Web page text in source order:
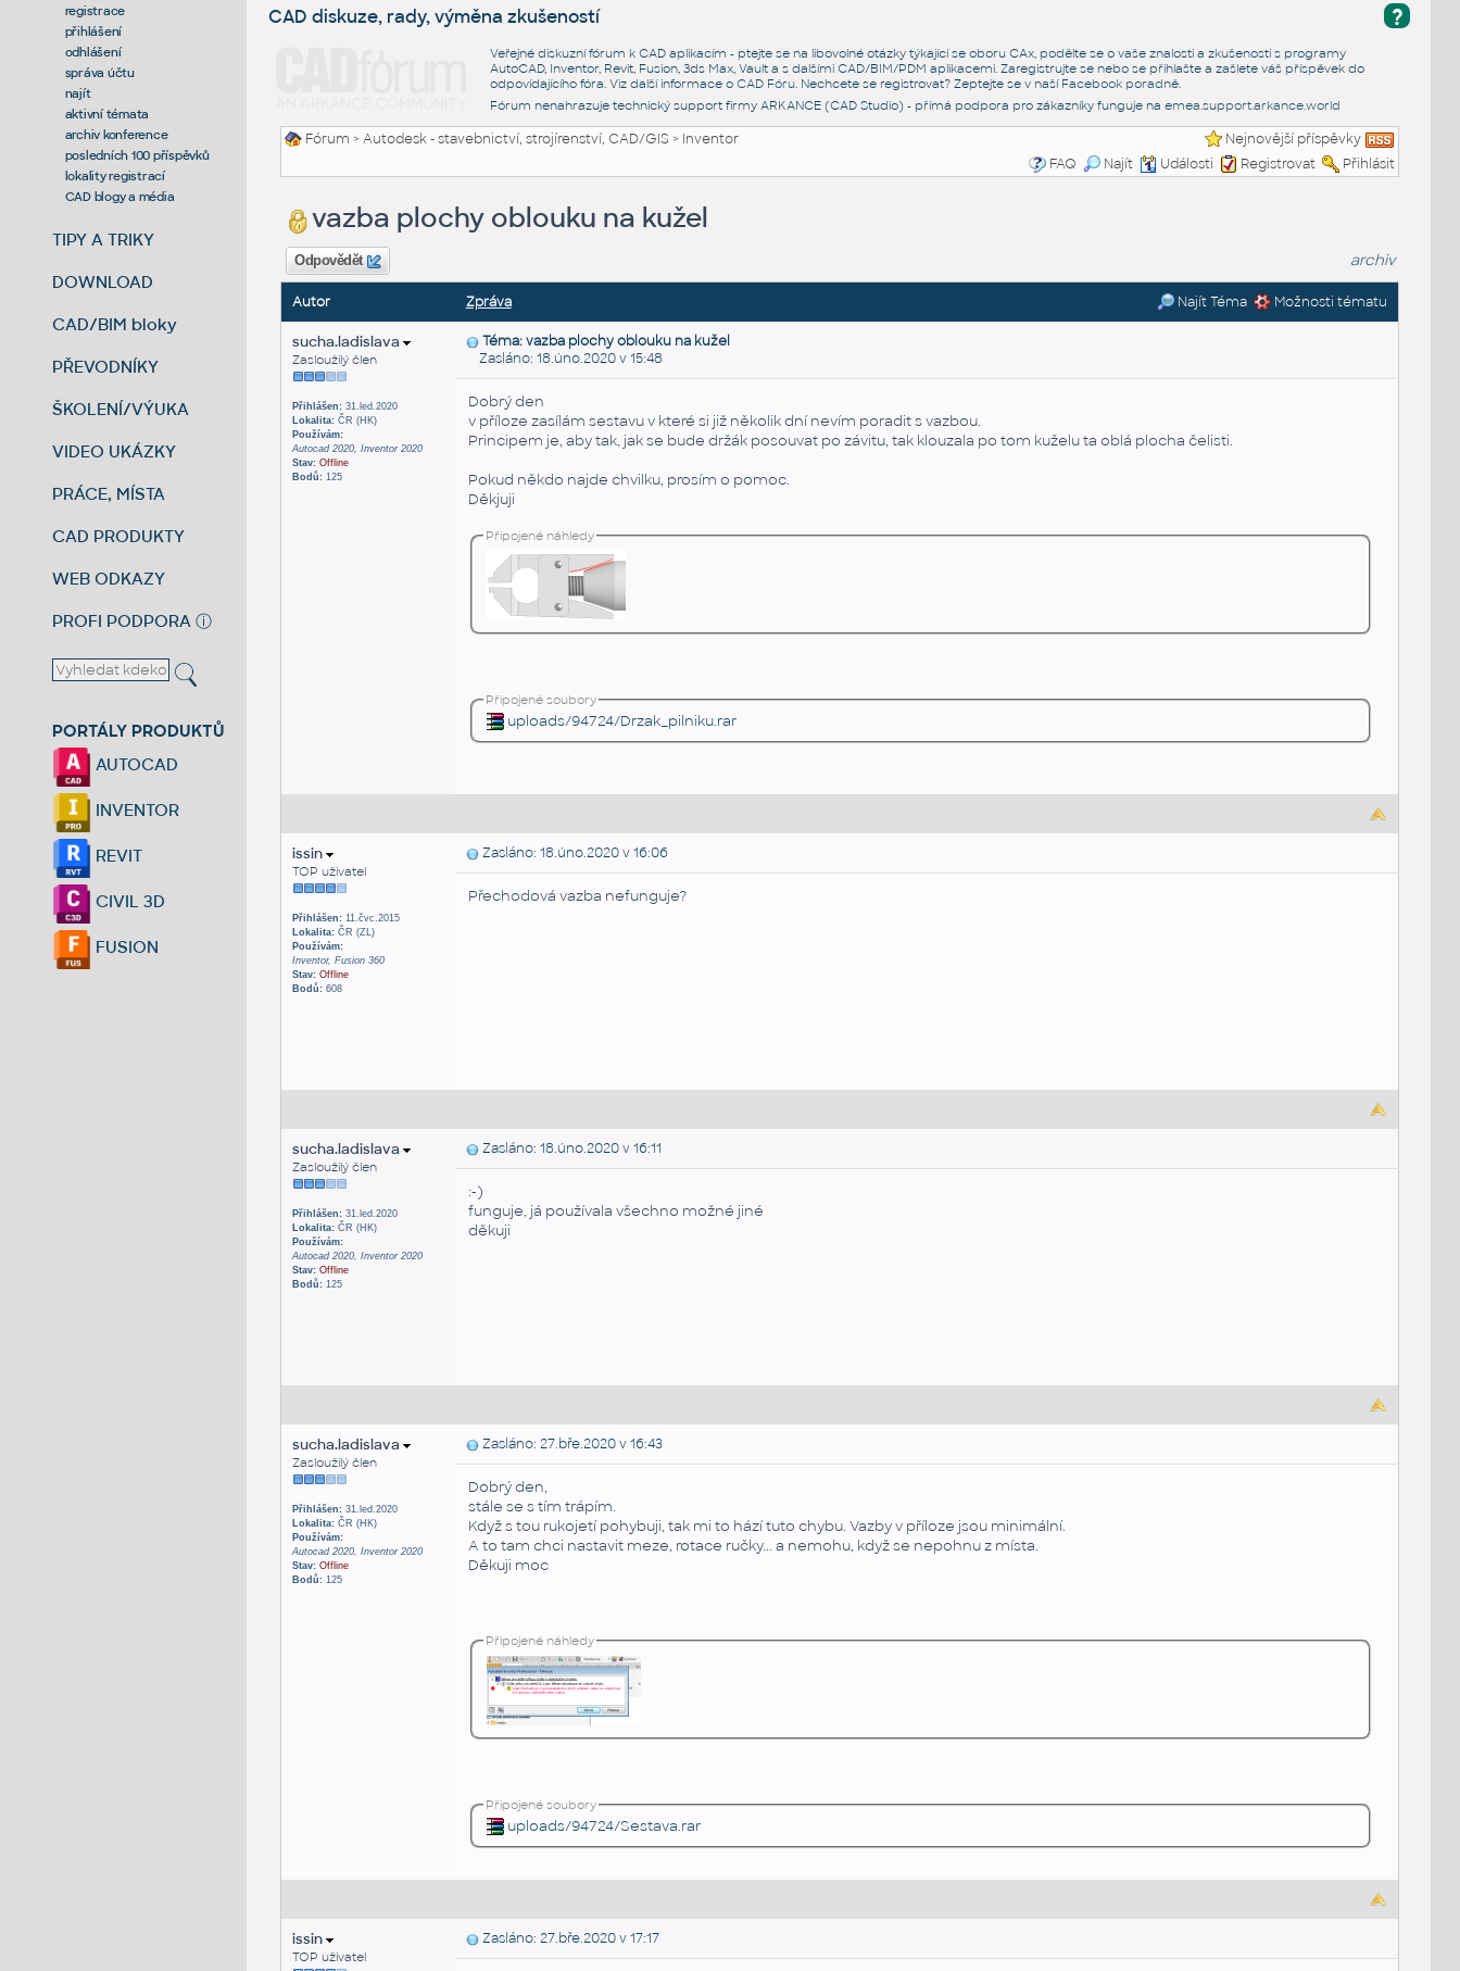
registrace
přihlášení
odhlášení
správa účtu
najít
aktivní témata
archiv konference
posledních 100 příspěvků
lokality registrací
CAD blogy a média
TIPY A TRIKY
DOWNLOAD
CAD/BIM bloky
PŘEVODNÍKY
ŠKOLENÍ/VÝUKA
VIDEO UKÁZKY
PRÁCE, MÍSTA
CAD PRODUKTY
WEB ODKAZY
PROFI PODPORA ⓘ
PORTÁLY PRODUKTŮ
AUTOCAD
INVENTOR
REVIT
CIVIL 3D
FUSION
?
CAD diskuze, rady, výměna zkušeností
Veřejné diskuzní fórum k CAD aplikacím - ptejte se na libovolné otázky týkající se oboru CAx, podělte se o vaše znalosti a zkušenosti s programy
AutoCAD, Inventor, Revit, Fusion, 3ds Max, Vault a s dalšími CAD/BIM/PDM aplikacemi. Zaregistrujte se nebo se přihlašte a zašlete váš příspěvek do
odpovídajícího fóra. Viz další informace o CAD Fóru. Nechcete se registrovat? Zeptejte se v naší Facebook poradně.
Fórum nenahrazuje technický support firmy ARKANCE (CAD Studio) - přímá podpora pro zákazníky funguje na emea.support.arkance.world
Fórum >Autodesk - stavebnictví, strojírenství, CAD/GIS> Inventor
Nejnovější příspěvky
FAQ
Najít Události Registrovat Přihlásit
vazba plochy oblouku na kužel
Odpovědět archiv
Autor Zpráva Najít Téma Možnosti tématu
sucha.ladislava
Zasloužilý člen
Přihlášen:31.led.2020
Lokalita:ČR (HK)
Používám:
Autocad 2020, Inventor 2020
Stav: Offline
Bodů:125
Téma: vazba plochy oblouku na kužel
Zasláno: 18.úno.2020 v 15:48
Dobrý den
v příloze zasílám sestavu v které si již několik dní nevím poradit s vazbou.
Principem je, aby tak, jak se bude držák posouvat po závitu, tak klouzala po tom kuželu ta oblá plocha čelisti.
Pokud někdo najde chvilku, prosím o pomoc.
Děkjuji
Připojené náhledy
Připojené soubory
uploads/94724/Drzak_pilniku.rar
issin
TOP uživatel
Přihlášen:11.čvc.2015
Lokalita:ČR (ZL)
Používám:
Inventor, Fusion 360
Stav: Offline
Bodů:608
Zasláno: 18.úno.2020 v 16:06
Přechodová vazba nefunguje?
sucha.ladislava
Zasloužilý člen
Přihlášen:31.led.2020
Lokalita:ČR (HK)
Používám:
Autocad 2020, Inventor 2020
Stav: Offline
Bodů:125
Zasláno: 18.úno.2020 v 16:11
:-)
funguje, já používala všechno možné jiné
děkuji
sucha.ladislava
Zasloužilý člen
Přihlášen:31.led.2020
Lokalita:ČR (HK)
Používám:
Autocad 2020, Inventor 2020
Stav: Offline
Bodů:125
Zasláno: 27.bře.2020 v 16:43
Dobrý den,
stále se s tím trápím.
Když s tou rukojetí pohybuji, tak mi to hází tuto chybu. Vazby v příloze jsou minimální.
A to tam chci nastavit meze, rotace ručky... a nemohu, když se nepohnu z místa.
Děkuji moc
Připojené náhledy
Připojené soubory
uploads/94724/Sestava.rar
issin
TOP uživatel
Zasláno: 27.bře.2020 v 17:17